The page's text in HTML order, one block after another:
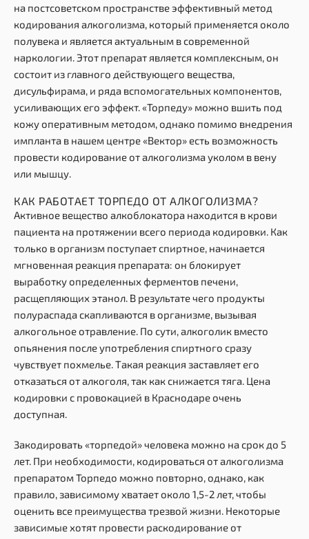
на постсоветском пространстве эффективный метод
кодирования алкоголизма, который применяется около
полувека и является актуальным в современной
наркологии. Этот препарат является комплексным, он
состоит из главного действующего вещества,
дисульфирама, и ряда вспомогательных компонентов,
усиливающих его эффект. «Торпеду» можно вшить под
кожу оперативным методом, однако помимо внедрения
импланта в нашем центре «Вектор» есть возможность
провести кодирование от алкоголизма уколом в вену
или мышцу.
КАК РАБОТАЕТ ТОРПЕДО ОТ АЛКОГОЛИЗМА?
Активное вещество алкоблокатора находится в крови
пациента на протяжении всего периода кодировки. Как
только в организм поступает спиртное, начинается
мгновенная реакция препарата: он блокирует
выработку определенных ферментов печени,
расщепляющих этанол. В результате чего продукты
полураспада скапливаются в организме, вызывая
алкогольное отравление. По сути, алкоголик вместо
опьянения после употребления спиртного сразу
чувствует похмелье. Такая реакция заставляет его
отказаться от алкоголя, так как снижается тяга. Цена
кодировки с провокацией в Краснодаре очень
доступная.
Закодировать «торпедой» человека можно на срок до 5
лет. При необходимости, кодироваться от алкоголизма
препаратом Торпедо можно повторно, однако, как
правило, зависимому хватает около 1,5-2 лет, чтобы
оценить все преимущества трезвой жизни. Некоторые
зависимые хотят провести раскодирование от